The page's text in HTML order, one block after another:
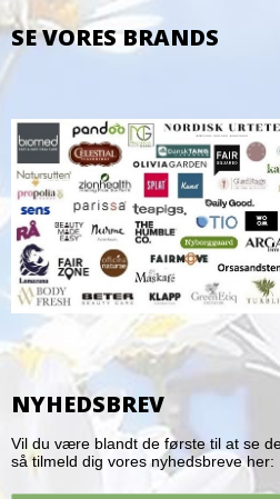
SE VORES BRANDS
NYHEDSBREV
Vil du være blandt de første til at se
så tilmeld dig vores nyhedsbreve her: